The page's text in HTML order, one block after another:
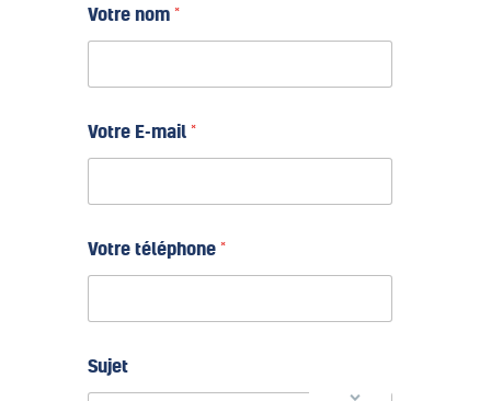
Votre nom*
Votre E-mail*
Votre téléphone*
Sujet